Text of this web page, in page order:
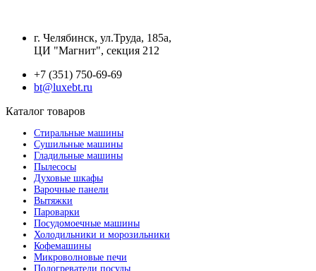
г. Челябинск, ул.Труда, 185а,
ЦИ "Магнит", секция 212
+7 (351) 750-69-69
bt@luxebt.ru
Каталог товаров
Стиральные машины
Сушильные машины
Гладильные машины
Пылесосы
Духовые шкафы
Варочные панели
Вытяжки
Пароварки
Посудомоечные машины
Холодильники и морозильники
Кофемашины
Микроволновые печи
Подогреватели посуды